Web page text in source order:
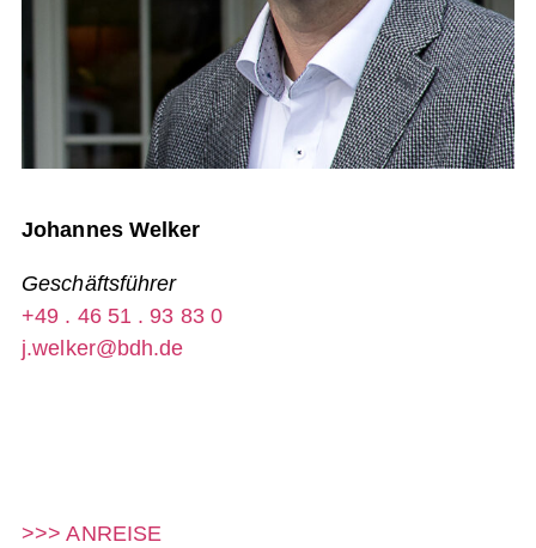
Johannes Welker
Geschäftsführer
+49 . 46 51 . 93 83 0
j.welker@bdh.de
>>> ANREISE